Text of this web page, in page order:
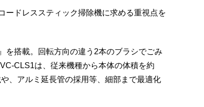
ードレススティック掃除機に求める重視点を
を搭載。回転方向の違う2本のブラシでごみ
CLS1は、従来機種から本体の体積を約
、アルミ延長管の採用等、細部まで最適化